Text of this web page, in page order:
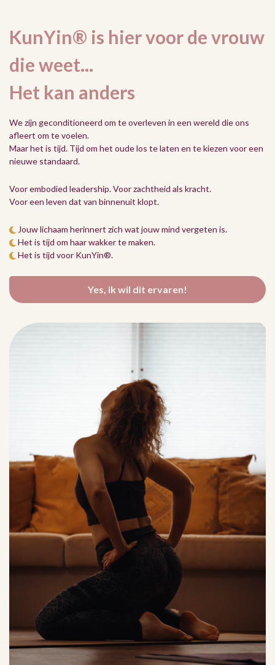
KunYin® is hier voor de vrouw
die weet...
Het kan anders
We zijn geconditioneerd om te overleven in een wereld die ons
afleert om te voelen.
Maar het is tijd. Tijd om het oude los te laten en te kiezen voor een
nieuwe standaard.
Voor embodied leadership. Voor zachtheid als kracht.
Voor een leven dat van binnenuit klopt.
Jouw lichaam herinnert zich wat jouw mind vergeten is.
Het is tijd om haar wakker te maken.
Het is tijd voor KunYin®.
Yes, ik wil dit ervaren!